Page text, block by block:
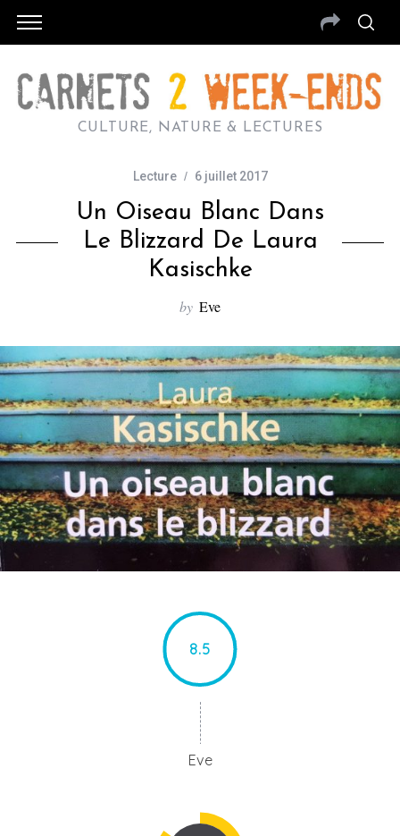
CULTURE, NATURE & LECTURES
Lecture 6 juillet 2017
Un Oiseau Blanc Dans
Le Blizzard De Laura
Kasischke
by Eve
8.5
Eve